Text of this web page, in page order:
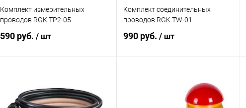
Комплект измерительных
проводов RGK TP2-05
590 руб. / шт
Купить в 1 клик Сравнение
Комплект соединительных
проводов RGK TW-01
990 руб. / шт
Сравнение